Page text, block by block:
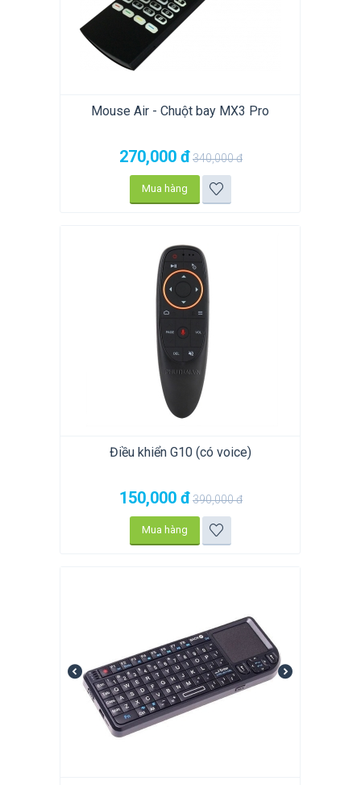
Mouse Air - Chuột bay MX3 Pro
270,000 đ340,000đ
Mua hàng
Điều khiển G10 (có voice)
150,000 đ390,000đ
Mua hàng